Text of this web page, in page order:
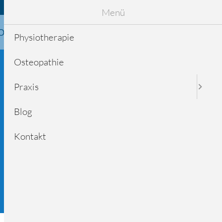
Ihr direkter Draht in unsere Praxis:
Praxis
Menü
Physiotherapie
Osteopathie
Praxis
Blog
Kontakt